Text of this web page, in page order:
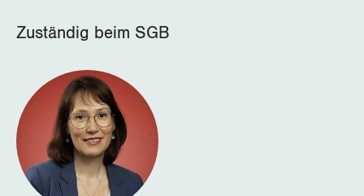
Uri
Waadt
Wallis
Zug
Zürich
Zuständig beim SGB